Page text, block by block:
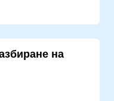
приложно-
и външни
на
потоци на
на